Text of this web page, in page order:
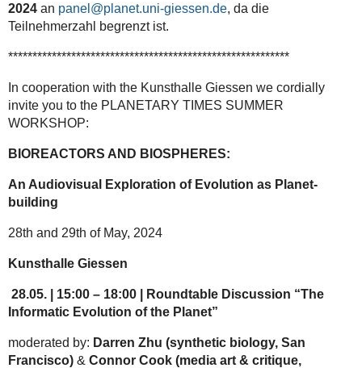
2024an panel@planet.uni-giessen.de, da die
Teilnehmerzahl begrenzt ist.
**********************************************************
In cooperation with the Kunsthalle Giessen we cordially
invite you to the PLANETARY TIMES SUMMER
WORKSHOP:
BIOREACTORS AND BIOSPHERES:
An Audiovisual Exploration of Evolution as Planet-
building
28th and 29th of May, 2024
Kunsthalle Giessen
28.05.
| 15:00 – 18:00 | Roundtable Discussion “The
Informatic Evolution of the Planet”
moderated by: Darren Zhu (synthetic biology, San
Francisco) & Connor Cook (media art & critique,